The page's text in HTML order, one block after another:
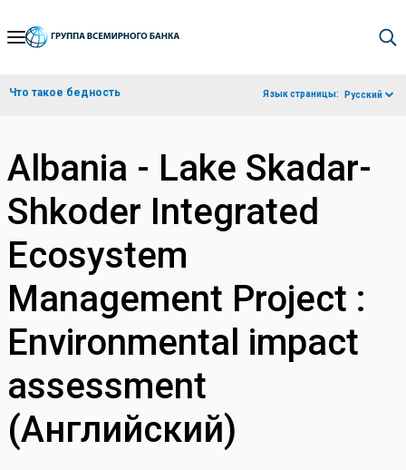
Skip
Navigation
Что такое бедность Язык страницы: Русский
Albania - Lake Skadar-
Shkoder Integrated
Ecosystem
Management Project :
Environmental impact
assessment
(Английский)